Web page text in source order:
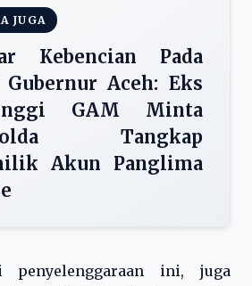
JUGA
Kebencian Pada
Gubernur Aceh: Eks
GAM Minta
Tangkap
Akun Panglima
ini, juga